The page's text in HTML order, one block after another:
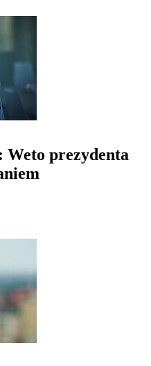
Weto prezydenta